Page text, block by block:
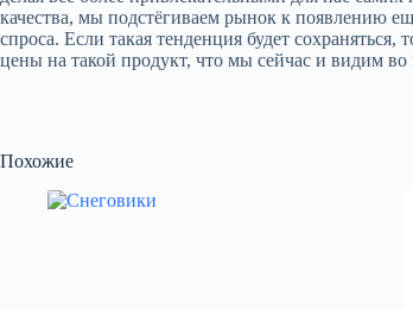
качества, мы подстёгиваем рынок к появлению
спроса. Если такая тенденция будет
цены на такой продукт, что мы сейчас и видим во
Похожие